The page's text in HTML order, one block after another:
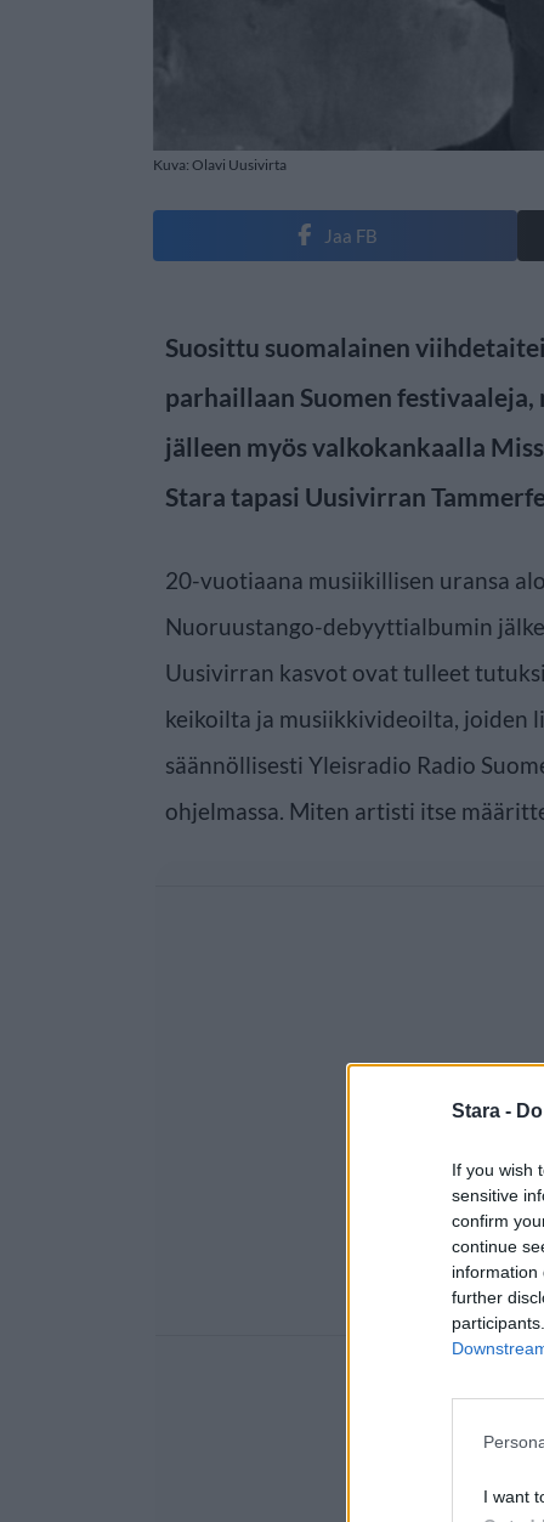
Stara -
If you wish
sensitive
confirm
continue
information
further
I want
Kuva: Olavi Uusivirta
Jaa FB
Suosittu suomalainen
parhaillaan Suomen
jälleen myös valkokankaalla
Stara tapasi Uusivirran
20-vuotiaana musiikillisen uransa
Nuoruustango-debyyttialbumin
Uusivirran kasvot ovat tulleet
keikoilta ja musiikkivideoilta, joiden
säännöllisesti Yleisradio Radio
ohjelmassa. Miten artisti itse